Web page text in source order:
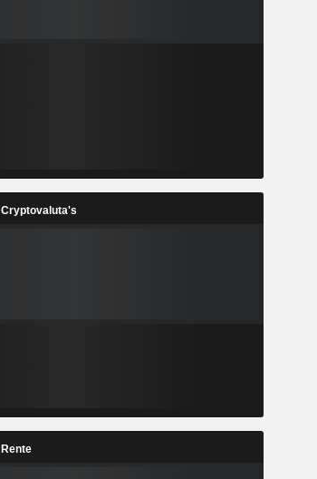
Cryptovaluta's
Rente